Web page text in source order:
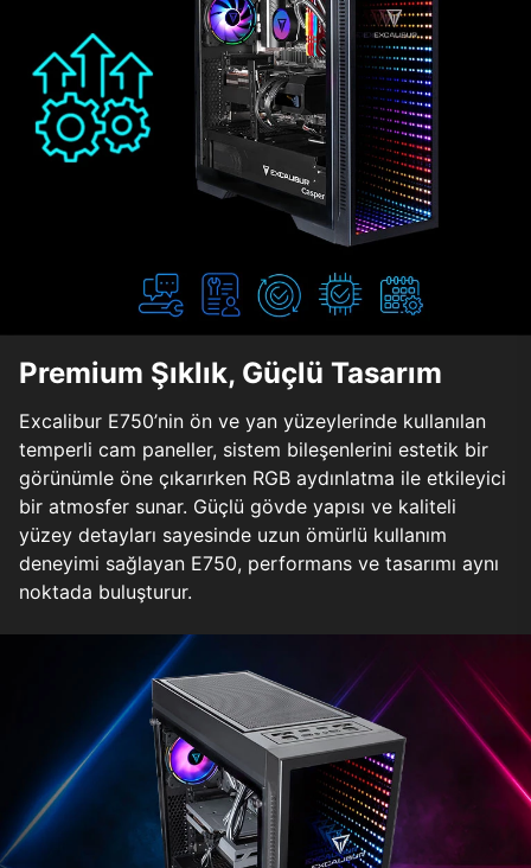
Premium Şıklık, Güçlü Tasarım
Excalibur E750’nin ön ve yan yüzeylerinde kullanılan
temperli cam paneller, sistem bileşenlerini estetik bir
görünümle öne çıkarırken RGB aydınlatma ile etkileyici
bir atmosfer sunar. Güçlü gövde yapısı ve kaliteli
yüzey detayları sayesinde uzun ömürlü kullanım
deneyimi sağlayan E750, performans ve tasarımı aynı
noktada buluşturur.